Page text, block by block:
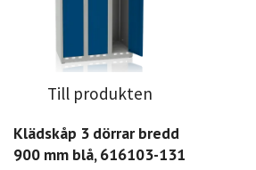
Till produkten
Klädskåp 3 dörrar bredd
900 mm blå, 616103-131